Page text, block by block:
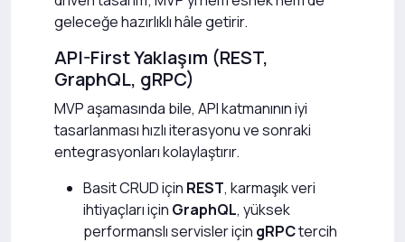
geleceğe hazırlıklı hâle getirir.
API-First Yaklaşım (REST,
GraphQL, gRPC)
MVP aşamasında bile, API katmanının iyi
tasarlanması hızlı iterasyonu ve sonraki
entegrasyonları kolaylaştırır.
Basit CRUD için REST, karmaşık veri
ihtiyaçları için GraphQL, yüksek
performanslı servisler için gRPCtercih